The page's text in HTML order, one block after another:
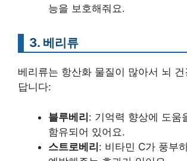
능을 보호해줘요.
3. 베리류
베리류는 항산화 물질이 많아서 뇌
답니다:
블루베리: 기억력 향상에 도움
함유되어 있어요.
스트로베리: 비타민 C가 풍부